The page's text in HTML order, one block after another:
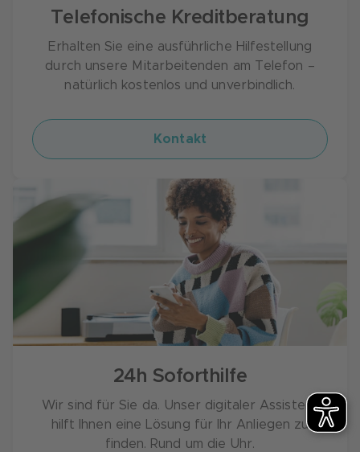
Mindestens einen Monat beschäftigt (sprich:
Sie hatten im letzten Monat ein festes
Einkommen)
Zusätzlich zu den oben genannten Angaben
benötigen wir von Ihnen noch eine Auskunft
Ausgaben. So prüfen wir Ihre Bonität für Ihren
EnergyPlus Kredit. Fällt unsere Prüfung für
Sie positiv aus, haben Sie schon bald den
gewünschten Kreditbetrag auf Ihrem Konto.
Telefonische Kreditberatung
Erhalten Sie eine ausführliche Hilfestellung
durch unsere Mitarbeitenden am Telefon –
natürlich kostenlos und unverbindlich.
Kontakt
24h Soforthilfe
Wir sind für Sie da. Unser digitaler Assistent
hilft Ihnen eine Lösung für Ihr Anliegen zu
finden. Rund um die Uhr.